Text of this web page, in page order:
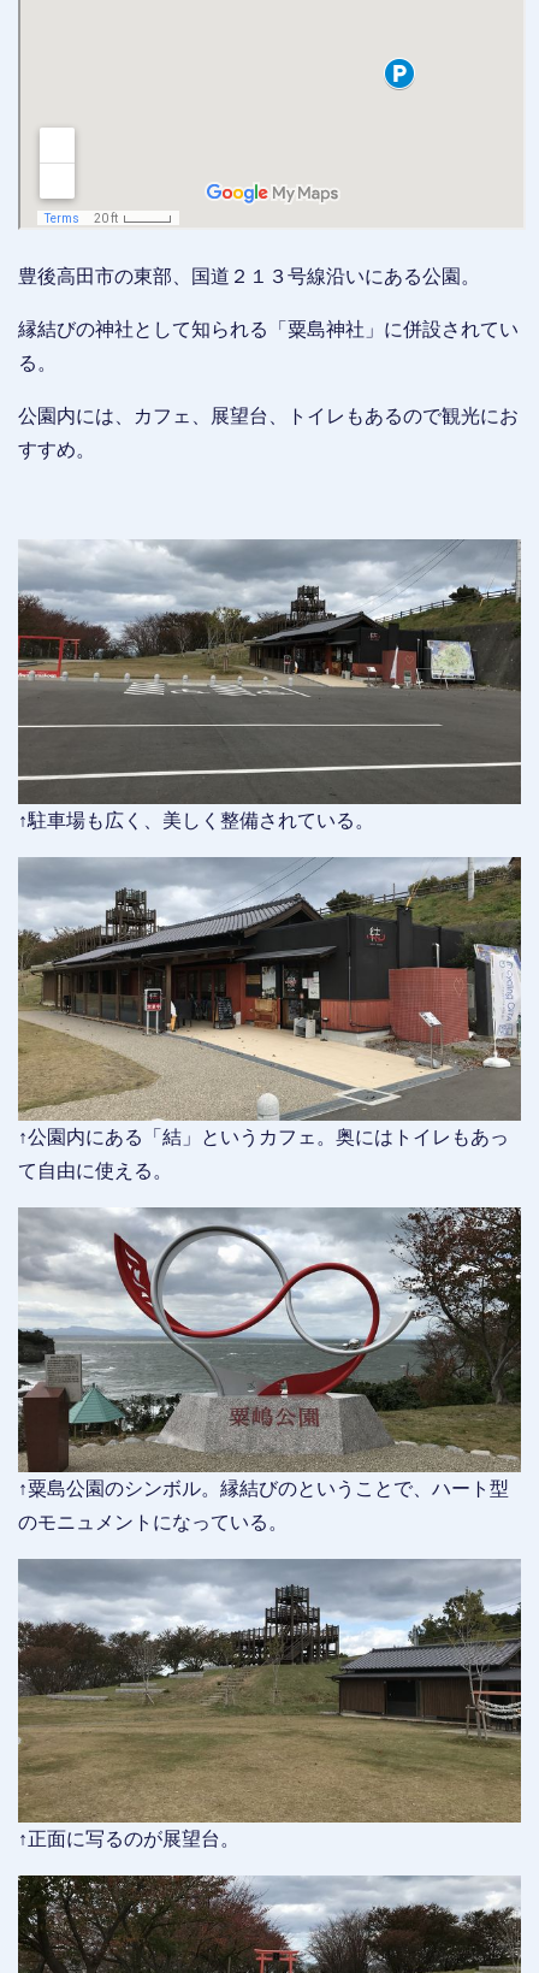
豊後高田市の東部、国道２１３号線沿いにある公園。
縁結びの神社として知られる「粟島神社」に併設されてい
る。
公園内には、カフェ、展望台、トイレもあるので観光にお
すすめ。
↑駐車場も広く、美しく整備されている。
↑公園内にある「結」というカフェ。奥にはトイレもあっ
て自由に使える。
↑粟島公園のシンボル。縁結びのということで、ハート型
のモニュメントになっている。
↑正面に写るのが展望台。